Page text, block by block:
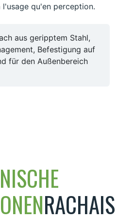
qu'en perception.
aus geripptem Stahl,
Befestigung auf
für den Außenbereich
RACHAIS